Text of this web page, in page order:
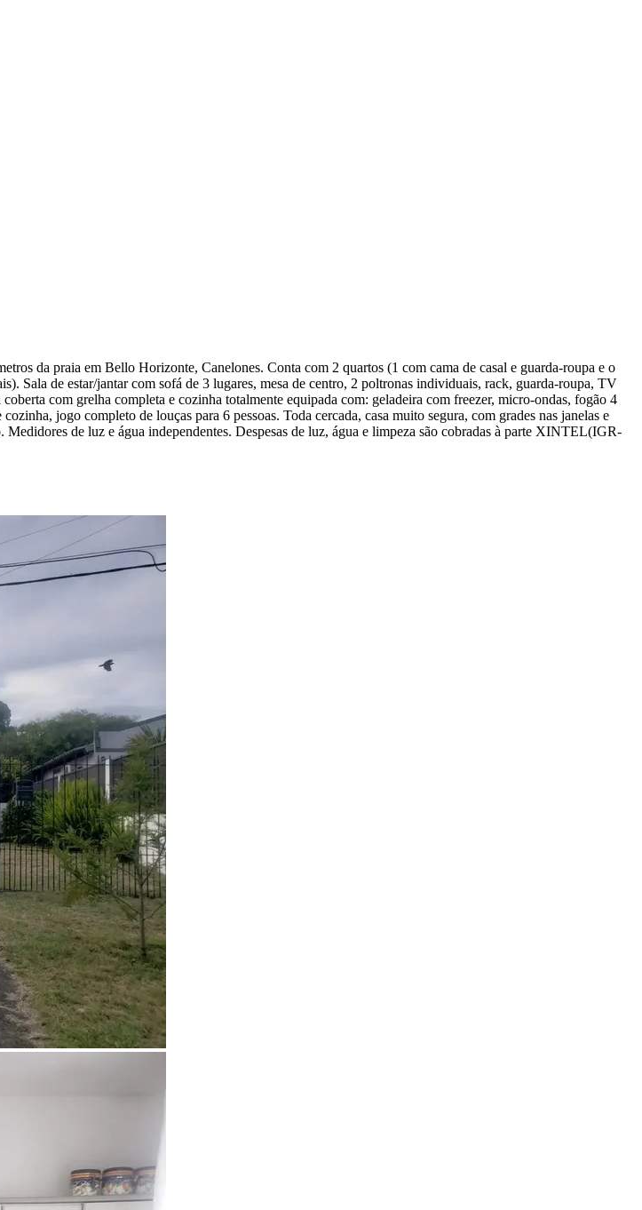
da praia em Bello Horizonte, Canelones. Conta com 2 quartos (1 com cama de casal e guarda-roupa e o
Sala de estar/jantar com sofá de 3 lugares, mesa de centro, 2 poltronas individuais, rack, guarda-roupa, TV
com grelha completa e cozinha totalmente equipada com: geladeira com freezer, micro-ondas, fogão 4
jogo completo de louças para 6 pessoas. Toda cercada, casa muito segura, com grades nas janelas e
de luz e água independentes. Despesas de luz, água e limpeza são cobradas à parte XINTEL(IGR-